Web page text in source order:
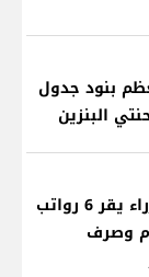
بنود جدول
البنزين
معلومات للـLBCI: مجلس الوزراء يقر 6 رواتب
وصرف